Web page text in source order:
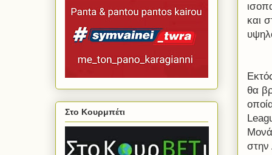
και
θα
στην
Στο Κουρμπέτι